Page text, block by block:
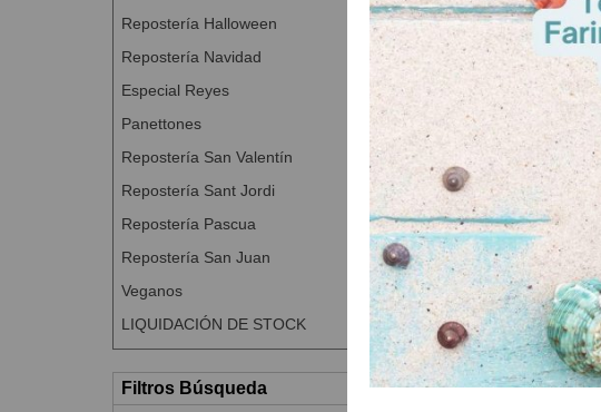
Repostería Halloween
Repostería Navidad
Especial Reyes
Panettones
Repostería San Valentín
Repostería Sant Jordi
Repostería Pascua
Repostería San Juan
Veganos
LIQUIDACIÓN DE STOCK
Filtros Búsqueda